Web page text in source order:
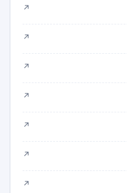
↗
↗
↗
↗
↗
↗
↗